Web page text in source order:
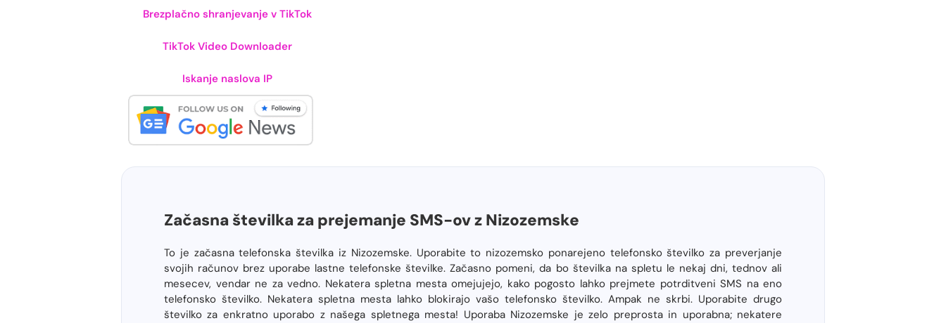
Brezplačno shranjevanje v TikTok
TikTok Video Downloader
Iskanje naslova IP
Začasna številka za prejemanje SMS-ov z Nizozemske
To je začasna telefonska številka iz Nizozemske. Uporabite to nizozemsko ponarejeno telefonsko številko za preverjanje
svojih računov brez uporabe lastne telefonske številke. Začasno pomeni, da bo številka na spletu le nekaj dni, tednov ali
mesecev, vendar ne za vedno. Nekatera spletna mesta omejujejo, kako pogosto lahko prejmete potrditveni SMS na eno
telefonsko številko. Nekatera spletna mesta lahko blokirajo vašo telefonsko številko. Ampak ne skrbi. Uporabite drugo
številko za enkratno uporabo z našega spletnega mesta! Uporaba Nizozemske je zelo preprosta in uporabna; nekatere